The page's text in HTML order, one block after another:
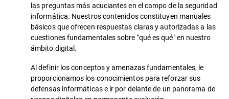
las preguntas más acuciantes en el campo de la seguridad
informática. Nuestros contenidos constituyen manuales
básicos que ofrecen respuestas claras y autorizadas a las
cuestiones fundamentales sobre "qué es qué" en nuestro
ámbito digital.
Al definir los conceptos y amenazas fundamentales, le
proporcionamos los conocimientos para reforzar sus
defensas informáticas e ir por delante de un panorama de